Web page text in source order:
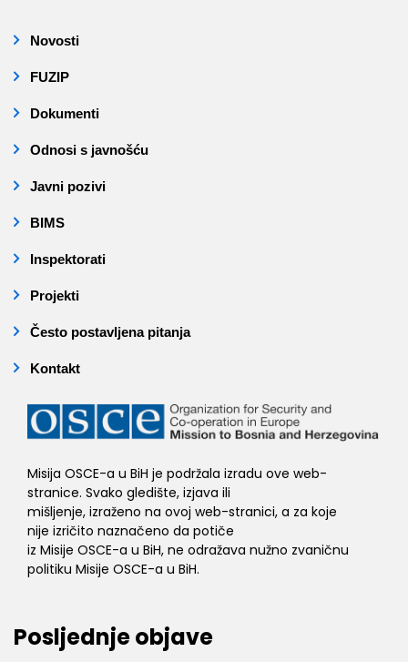
Novosti
FUZIP
Dokumenti
Odnosi s javnošću
Javni pozivi
BIMS
Inspektorati
Projekti
Često postavljena pitanja
Kontakt
Misija OSCE-a u BiH je podržala izradu ove web-
stranice. Svako gledište, izjava ili
mišljenje, izraženo na ovoj web-stranici, a za koje
nije izričito naznačeno da potiče
iz Misije OSCE-a u BiH, ne odražava nužno zvaničnu
politiku Misije OSCE-a u BiH.
Posljednje objave